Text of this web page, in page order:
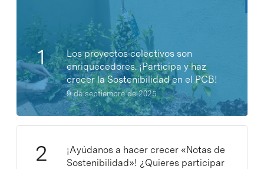
Los proyectos colectivos son
enriquecedores. ¡Participa y haz
crecer la Sostenibilidad en el PCB!
9 de septiembre de 2025
¡Ayúdanos a hacer crecer «Notas de
Sostenibilidad»! ¿Quieres participar